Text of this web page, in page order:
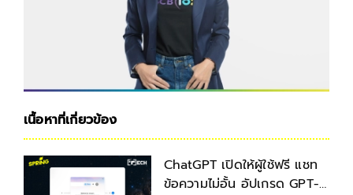
เนื้อหาที่เกี่ยวข้อง
ChatGPT เปิดให้ผู้ใช้ฟรี แชท
ข้อความไม่อั้น อัปเกรด GPT-